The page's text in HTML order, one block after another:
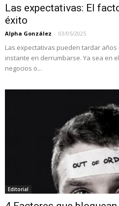
Las expectativas: El
éxito
Alpha González - 03/05/2025
Las expectativas pueden tardar
instante en derrumbarse. Ya sea en
negocios o...
Editorial